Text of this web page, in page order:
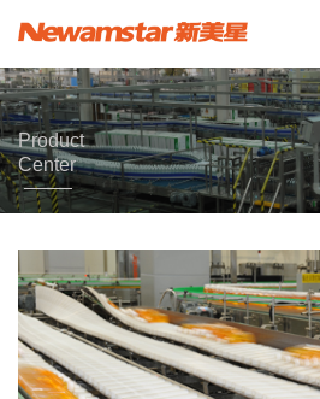
Product
Center